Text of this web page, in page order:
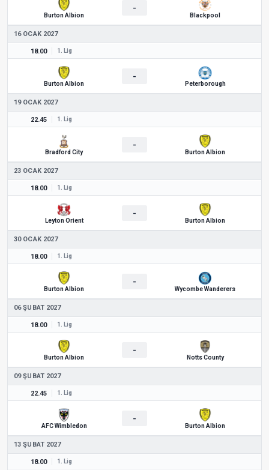
Burton Albion
-
Blackpool
16 OCAK 2027
18.00 1. Lig
Burton Albion
-
Peterborough
19 OCAK 2027
22.45 1. Lig
Bradford City
-
Burton Albion
23 OCAK 2027
18.00 1. Lig
Leyton Orient
-
Burton Albion
30 OCAK 2027
18.00 1. Lig
Burton Albion
-
Wycombe Wanderers
06 ŞUBAT 2027
18.00 1. Lig
Burton Albion
-
Notts County
09 ŞUBAT 2027
22.45 1. Lig
AFC Wimbledon
-
Burton Albion
13 ŞUBAT 2027
18.00 1. Lig